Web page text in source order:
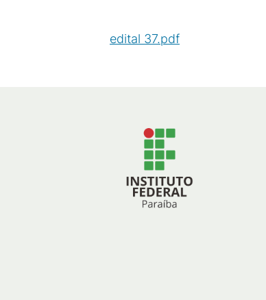
edital 37.pdf